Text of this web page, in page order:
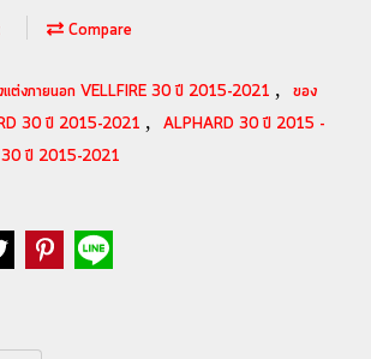
Compare
แต่งภายนอก VELLFIRE 30 ปี 2015-2021 , ของ
30 ปี 2015-2021 , ALPHARD 30 ปี 2015 -
30 ปี 2015-2021